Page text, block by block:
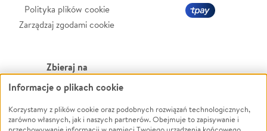
Polityka plików cookie
Zarządzaj zgodami cookie
Zbieraj na
Leczenie
Zwierzęta
Pożar
Powódź
Wichura
Informacje o plikach cookie
Korzystamy z plików cookie oraz podobnych rozwiązań technologicznych,
zarówno własnych, jak i naszych partnerów. Obejmuje to zapisywanie i